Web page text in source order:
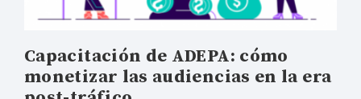
Capacitación de ADEPA: cómo
monetizar las audiencias en la era